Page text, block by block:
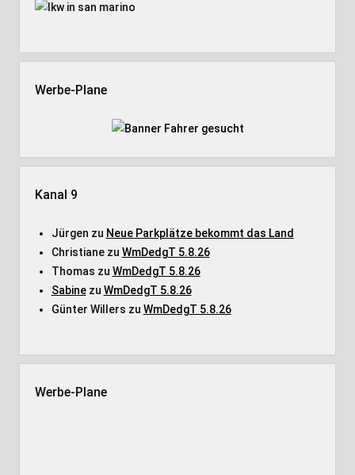
Werbe-Plane
Kanal 9
Jürgen zu Neue Parkplätze bekommt das Land
Christianezu WmDedgT 5.8.26
Thomas zu WmDedgT 5.8.26
Sabinezu WmDedgT 5.8.26
Günter Willers zu WmDedgT 5.8.26
Werbe-Plane